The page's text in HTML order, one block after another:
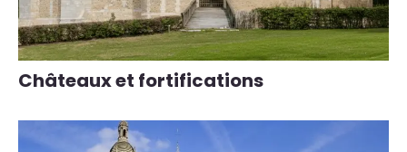
Châteaux et fortifications